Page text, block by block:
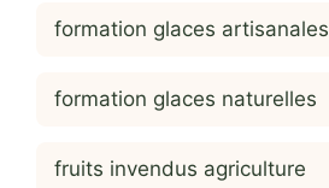
formation glaces artisanales
formation glaces naturelles
fruits invendus agriculture